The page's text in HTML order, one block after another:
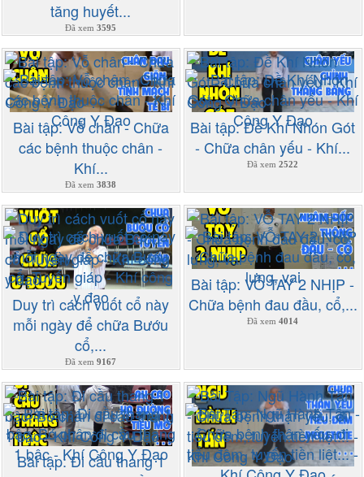
tăng huyết...
Đã xem3595
Bài tập: Vỗ chân - Chữa
các bệnh thuộc chân -
Khí...
Đã xem3838
Bài tập: Đề Khí Nhón Gót
- Chữa chân yếu - Khí...
Đã xem2522
Duy trì cách vuốt cổ này
mỗi ngày để chữa Bướu
cổ,...
Đã xem9167
Bài tập: VỖ TAY 2 NHỊP -
Chữa bệnh đau đầu, cổ,...
Đã xem4014
Bài tập: Đi cầu thang 1